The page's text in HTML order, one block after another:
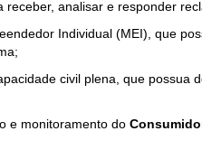
analisar e responder
Individual (MEI), que
civil plena, que
e monitoramento do